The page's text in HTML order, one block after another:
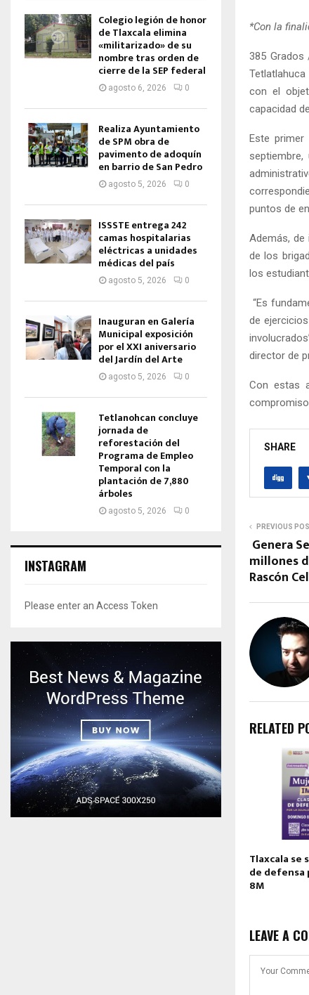
*Con la
385 Grados
con el
capacidad
Este
puntos de
Además, de
de los
los
“Es
de
director de
Con estas
SHARE
PREVIOUS
Genera
millones
Rascón
RELATED
Tlaxcala se
de defensa
8M
LEAVE A
Colegio legión de honor
de Tlaxcala elimina
«militarizado» de su
nombre tras orden de
cierre de la SEP federal
agosto 6, 2026 0
Realiza Ayuntamiento
de SPM obra de
pavimento de adoquín
en barrio de San Pedro
agosto 5, 2026 0
ISSSTE entrega 242
camas hospitalarias
eléctricas a unidades
médicas del país
agosto 5, 2026 0
Inauguran en Galería
Municipal exposición
por el XXI aniversario
del Jardín del Arte
agosto 5, 2026 0
Tetlanohcan concluye
jornada de
reforestación del
Programa de Empleo
Temporal con la
plantación de 7,880
árboles
agosto 5, 2026 0
INSTAGRAM
Please enter an Access Token